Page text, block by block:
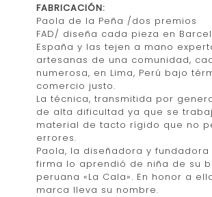
FABRICACIÓN:
Paola de la Peña /dos premios
FAD/ diseña cada pieza en
España y las tejen a mano
artesanas de una comunidad,
numerosa, en Lima, Perú bajo
comercio justo.
La técnica, transmitida por
de alta dificultad ya que se
material de tacto rígido que no
errores.
Paola, la diseñadora y
firma lo aprendió de niña de su
peruana «La Cala». En honor a
marca lleva su nombre.